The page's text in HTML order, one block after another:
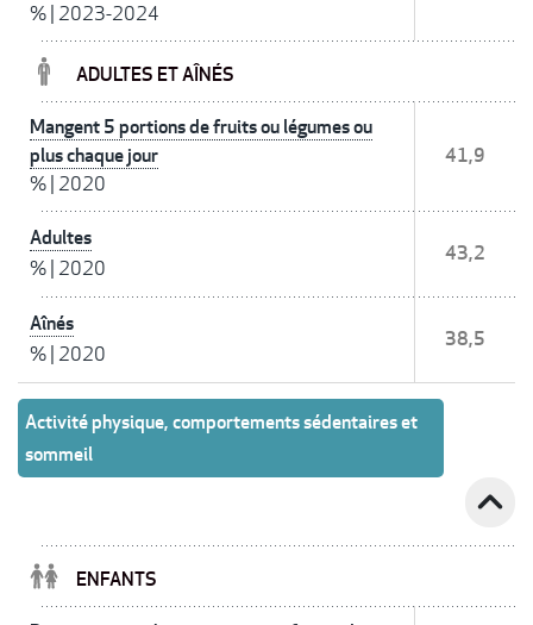
% 2023-2024
ADULTES ET AÎNÉS
Mangent 5 portions de fruits ou légumes ou
plus chaque jour
% 2020
41,9
Adultes
% 2020
43,2
Aînés
% 2020
38,5
Activité physique, comportements sédentaires et
sommeil
expand_less
ENFANTS